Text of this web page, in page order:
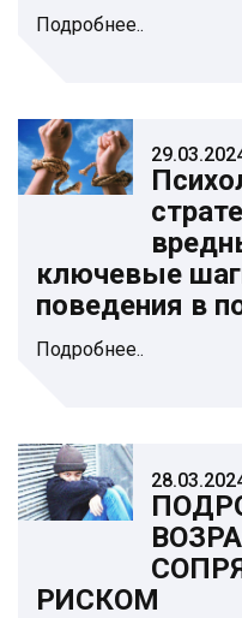
Подробнее..
ключевые
поведения в
Подробнее..
РИСКОМ